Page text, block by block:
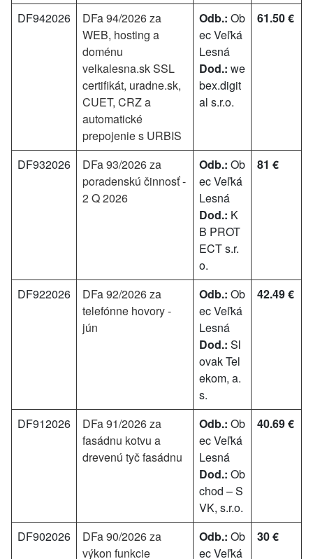
DF942026
DFa 94/2026 za
WEB, hosting a
doménu
velkalesna.sk SSL
certifikát, uradne.sk,
CUET, CRZ a
automatické
prepojenie s URBIS
Odb.: Ob
ec Veľká
Lesná
Dod.: we
bex.digit
al s.r.o.
61.50 €
DF932026
DFa 93/2026 za
poradenskú činnosť -
2 Q 2026
Odb.: Ob
ec Veľká
Lesná
Dod.: K
B PROT
ECT s.r.
o.
81 €
DF922026
DFa 92/2026 za
telefónne hovory -
jún
Odb.: Ob
ec Veľká
Lesná
Dod.: Sl
ovak Tel
ekom, a.
s.
42.49 €
DF912026
DFa 91/2026 za
fasádnu kotvu a
drevenú tyč fasádnu
Odb.: Ob
ec Veľká
Lesná
Dod.: Ob
chod – S
VK, s.r.o.
40.69 €
DF902026
DFa 90/2026 za
výkon funkcie
Odb.: Ob
ec Veľká
30 €